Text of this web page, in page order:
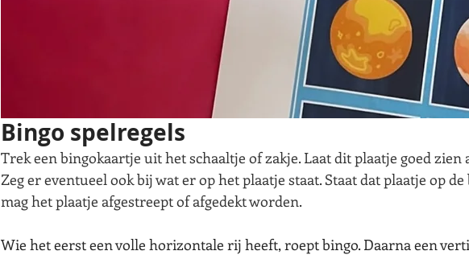
Bingo spelregels
Trek een bingokaartje uit het schaaltje of zakje. Laat dit plaatje goed zien
Zeg er eventueel ook bij wat er op het plaatje staat. Staat dat plaatje op
mag het plaatje afgestreept of afgedekt worden.
Wie het eerst een volle horizontale rij heeft, roept bingo. Daarna een